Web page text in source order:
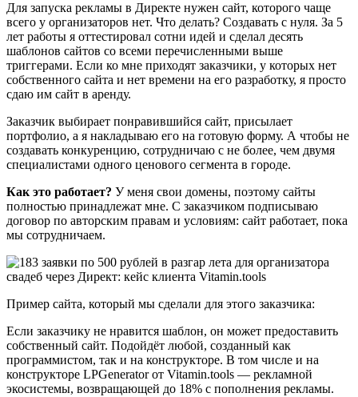
Для запуска рекламы в Директе нужен сайт, которого чаще
всего у организаторов нет. Что делать? Создавать с нуля. За 5
лет работы я оттестировал сотни идей и сделал десять
шаблонов сайтов со всеми перечисленными выше
триггерами. Если ко мне приходят заказчики, у которых нет
собственного сайта и нет времени на его разработку, я просто
сдаю им сайт в аренду.
Заказчик выбирает понравившийся сайт, присылает
портфолио, а я накладываю его на готовую форму. А чтобы не
создавать конкуренцию, сотрудничаю с не более, чем двумя
специалистами одного ценового сегмента в городе.
Как это работает? У меня свои домены, поэтому сайты
полностью принадлежат мне. С заказчиком подписываю
договор по авторским правам и условиям: сайт работает, пока
мы сотрудничаем.
Пример сайта, который мы сделали для этого заказчика:
Если заказчику не нравится шаблон, он может предоставить
собственный сайт. Подойдёт любой, созданный как
программистом, так и на конструкторе. В том числе и на
конструкторе LPGenerator от Vitamin.tools — рекламной
экосистемы, возвращающей до 18% с пополнения рекламы.